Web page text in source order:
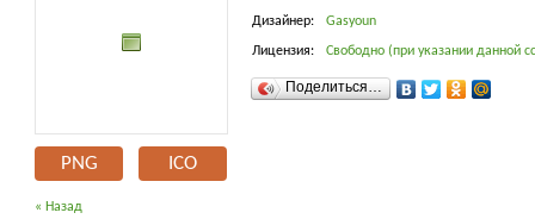
PNG ICO
Дизайнер: Gasyoun
Лицензия: Свободно (при указании данной
Поделиться…
« Назад